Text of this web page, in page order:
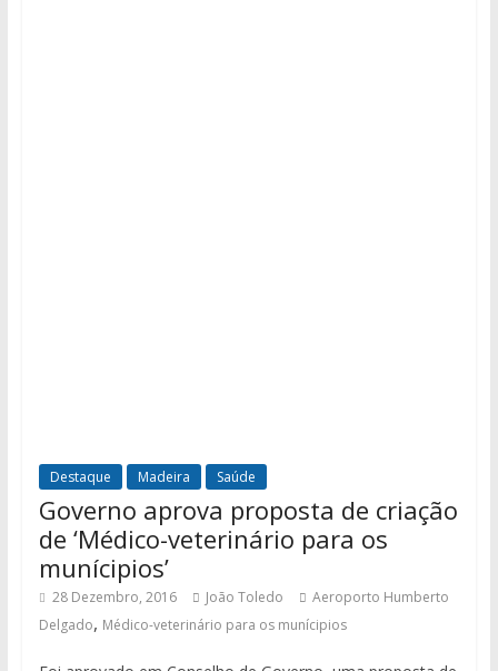
Destaque Madeira Saúde
Governo aprova proposta de criação
de ‘Médico-veterinário para os
munícipios’
28 Dezembro, 2016 João Toledo
Aeroporto Humberto
Delgado, Médico-veterinário para os munícipios